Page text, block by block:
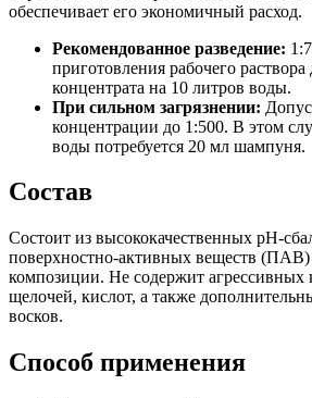
обеспечивает его экономичный расход.
Рекомендованное разведение:
приготовления рабочего
концентрата на 10 литров воды.
При сильном загрязнении:
концентрации до 1:500. В этом
воды потребуется 20 мл шампуня.
Состав
Состоит из высококачественных pH-
поверхностно-активных веществ (ПАВ)
композиции. Не содержит агрессивных
щелочей, кислот, а также
восков.
Способ применения